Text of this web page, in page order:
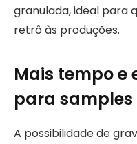
granulada, ideal para
retrô às produções.
Mais tempo
para samples
A possibilidade de